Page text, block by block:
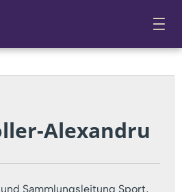
Alexandru
Sammlungsleitung Sport,